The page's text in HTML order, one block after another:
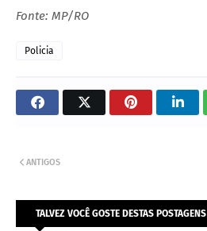
Fonte: MP/RO
Policia
ANTIGOS
TALVEZ VOCÊ GOSTE DESTAS POSTAGENS